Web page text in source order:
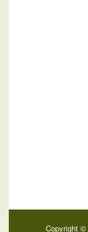
Copyright ©